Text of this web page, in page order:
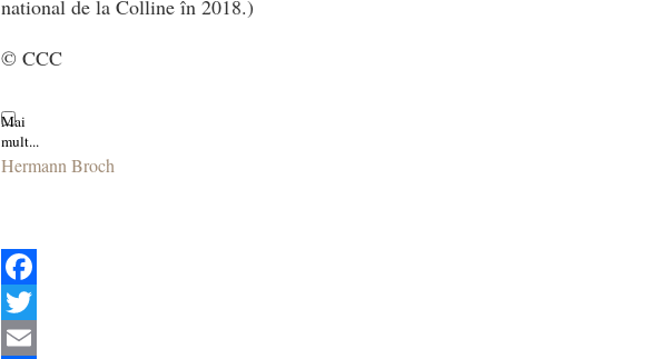
national de la Colline în 2018.)
© CCC
Hermann Broch
Facebook
Twitter